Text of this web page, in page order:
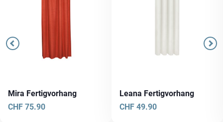
Mira Fertigvorhang
CHF 75.90
Leana Fertigvorhang
CHF 49.90